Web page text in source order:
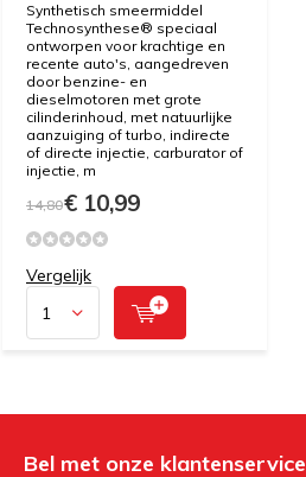
Synthetisch smeermiddel
Technosynthese® speciaal
ontworpen voor krachtige en
recente auto's, aangedreven
door benzine- en
dieselmotoren met grote
cilinderinhoud, met natuurlijke
aanzuiging of turbo, indirecte
of directe injectie, carburator of
injectie, m
14,80€ 10,99
Vergelijk
Bel met onze klantenservice